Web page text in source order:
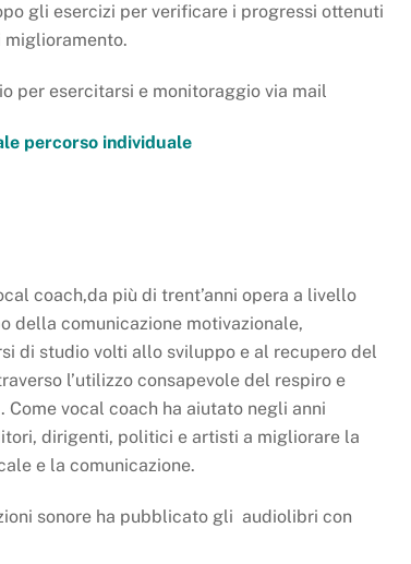
gli esercizi per verificare i progressi ottenuti
miglioramento.
per esercitarsi e monitoraggio via mail
percorso individuale
coach,da più di trent’anni opera a livello
della comunicazione motivazionale,
di studio volti allo sviluppo e al recupero del
l’utilizzo consapevole del respiro e
Come vocal coach ha aiutato negli anni
dirigenti, politici e artisti a migliorare la
e la comunicazione.
sonore ha pubblicato gli audiolibri con